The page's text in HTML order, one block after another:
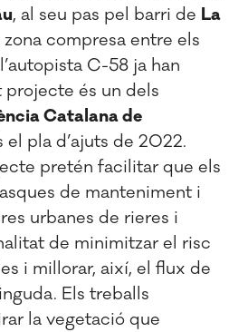
, al seu pas pel barri de La
zona compresa entre els
C-58 ja han
projecte és un dels
Catalana de
el pla d’ajuts de 2022.
pretén facilitar que els
de manteniment i
urbanes de rieres i
de minimitzar el risc
i millorar, així, el flux de
Els treballs
la vegetació que